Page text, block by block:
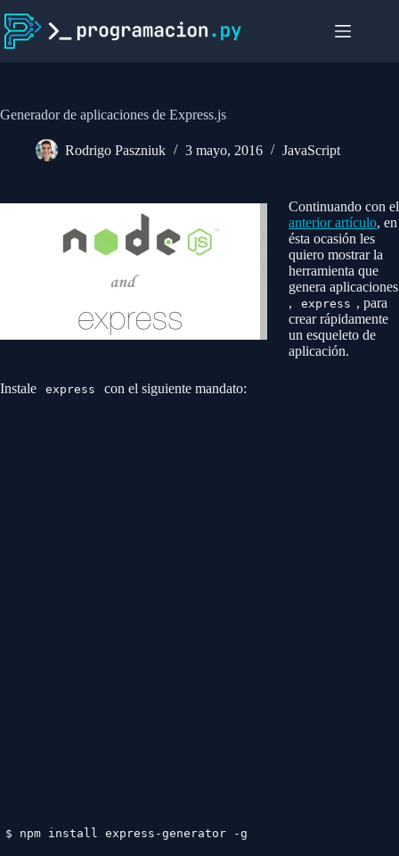
al
contenido
Generador de aplicaciones de Express.js
Rodrigo Paszniuk 3 mayo, 2016 JavaScript
Continuando con el
anterior artículo, en
ésta ocasión les
quiero mostrar la
herramienta que
genera aplicaciones
,
express , para
crear rápidamente
un esqueleto de
aplicación.
Instale express con el siguiente mandato:
$ npm install express-generator -g